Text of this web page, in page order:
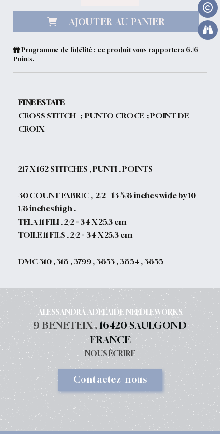
AJOUTER AU PANIER
Programme de fidélité : ce produit vous rapportera 6.16
Points.
FINE ESTATE
CROSS STITCH ; PUNTO CROCE ; POINT DE
CROIX
217X 162 STITCHES , PUNTI , POINTS
30 COUNT FABRIC , 2/2 = 13 5/8 inches wide by 10
1/8 inches high .
TELA 11 FILI , 2/2 = 34 X 25.3 cm
TOILE 11 FILS , 2/2 = 34 X 25.3 cm
DMC 310 , 318 , 3799 , 3853 , 3854 , 3855
ALESSANDRA ADELAIDE NEEDLEWORKS
9 BENETEIX ,16420 SAULGOND
FRANCE
NOUS ÉCRIRE
Contactez-nous